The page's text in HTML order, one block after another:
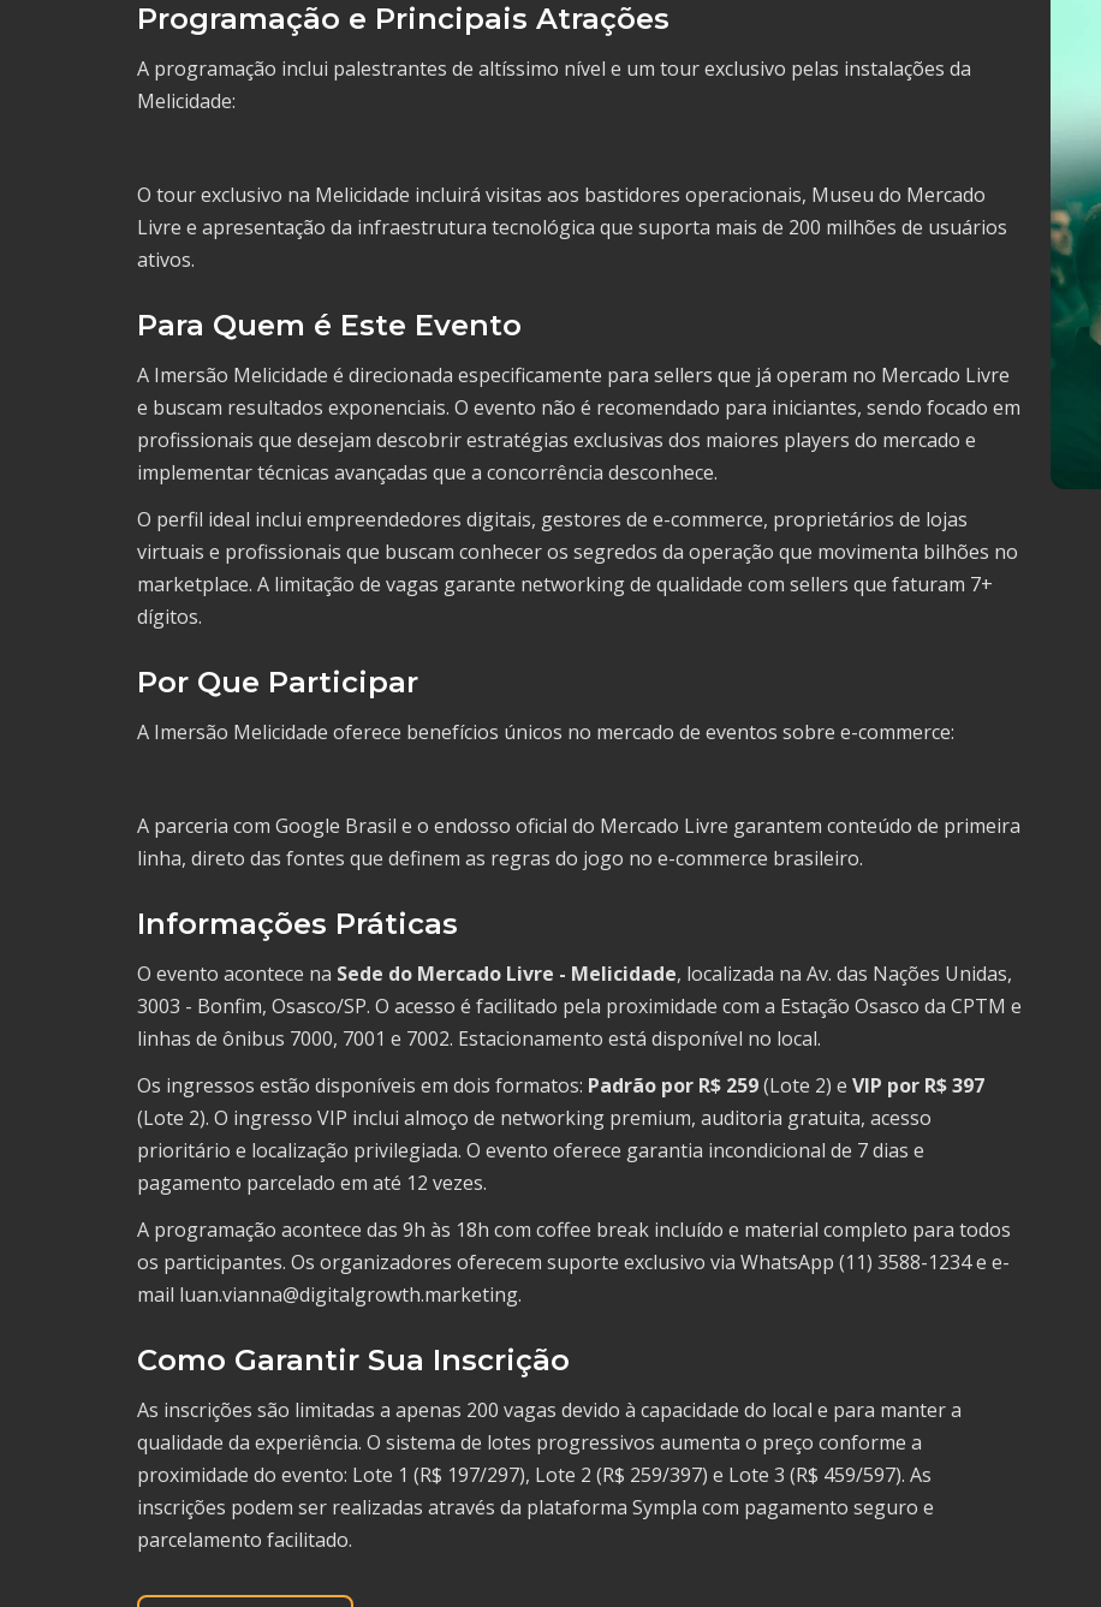
Programação e Principais Atrações
A programação inclui palestrantes de altíssimo nível e um tour exclusivo pelas instalações da
Melicidade:
O tour exclusivo na Melicidade incluirá visitas aos bastidores operacionais, Museu do Mercado
Livre e apresentação da infraestrutura tecnológica que suporta mais de 200 milhões de usuários
ativos.
Para Quem é Este Evento
A Imersão Melicidade é direcionada especificamente para sellers que já operam no Mercado Livre
e buscam resultados exponenciais. O evento não é recomendado para iniciantes, sendo focado em
profissionais que desejam descobrir estratégias exclusivas dos maiores players do mercado e
implementar técnicas avançadas que a concorrência desconhece.
O perfil ideal inclui empreendedores digitais, gestores de e-commerce, proprietários de lojas
virtuais e profissionais que buscam conhecer os segredos da operação que movimenta bilhões no
marketplace. A limitação de vagas garante networking de qualidade com sellers que faturam 7+
dígitos.
Por Que Participar
A Imersão Melicidade oferece benefícios únicos no mercado de eventos sobre e-commerce:
A parceria com Google Brasil e o endosso oficial do Mercado Livre garantem conteúdo de primeira
linha, direto das fontes que definem as regras do jogo no e-commerce brasileiro.
Informações Práticas
O evento acontece na Sede do Mercado Livre - Melicidade, localizada na Av. das Nações Unidas,
3003 - Bonfim, Osasco/SP. O acesso é facilitado pela proximidade com a Estação Osasco da CPTM e
linhas de ônibus 7000, 7001 e 7002. Estacionamento está disponível no local.
Os ingressos estão disponíveis em dois formatos: Padrão por R$ 259(Lote 2) e VIP por R$ 397
(Lote 2). O ingresso VIP inclui almoço de networking premium, auditoria gratuita, acesso
prioritário e localização privilegiada. O evento oferece garantia incondicional de 7 dias e
pagamento parcelado em até 12 vezes.
A programação acontece das 9h às 18h com coffee break incluído e material completo para todos
os participantes. Os organizadores oferecem suporte exclusivo via WhatsApp (11) 3588-1234 e e-
mail luan.vianna@digitalgrowth.marketing.
Como Garantir Sua Inscrição
As inscrições são limitadas a apenas 200 vagas devido à capacidade do local e para manter a
qualidade da experiência. O sistema de lotes progressivos aumenta o preço conforme a
proximidade do evento: Lote 1 (R$ 197/297), Lote 2 (R$ 259/397) e Lote 3 (R$ 459/597). As
inscrições podem ser realizadas através da plataforma Sympla com pagamento seguro e
parcelamento facilitado.